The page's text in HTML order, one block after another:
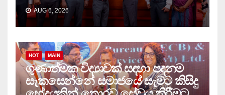
AUG 6, 2026
HOT MAIN
ගුණාත්මක විද්‍යාවක් සඳහා පදනම
සැකසෙන්නේ සමාජයේ සැමට කිසිදු